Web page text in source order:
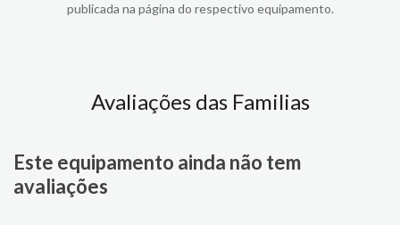
publicada na página do respectivo equipamento.
Avaliações das Familias
Este equipamento ainda não tem
avaliações